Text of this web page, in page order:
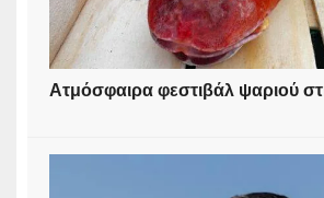
Ατμόσφαιρα φεστιβάλ ψαριού